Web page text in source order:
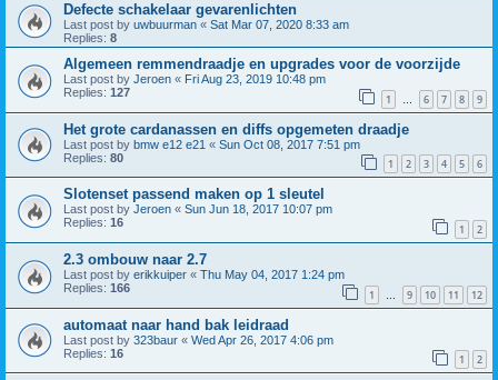
Defecte schakelaar gevarenlichten
Last post by uwbuurman « Sat Mar 07, 2020 8:33 am
Replies: 8
Algemeen remmendraadje en upgrades voor de voorzijde
Last post by Jeroen « Fri Aug 23, 2019 10:48 pm
Replies: 127 1 … 6 7 8 9
Het grote cardanassen en diffs opgemeten draadje
Last post by bmw e12 e21 « Sun Oct 08, 2017 7:51 pm
Replies: 80 1 2 3 4 5 6
Slotenset passend maken op 1 sleutel
Last post by Jeroen « Sun Jun 18, 2017 10:07 pm
Replies: 16 1 2
2.3 ombouw naar 2.7
Last post by erikkuiper « Thu May 04, 2017 1:24 pm
Replies: 166 1 … 9 10 11 12
automaat naar hand bak leidraad
Last post by 323baur « Wed Apr 26, 2017 4:06 pm
Replies: 16 1 2